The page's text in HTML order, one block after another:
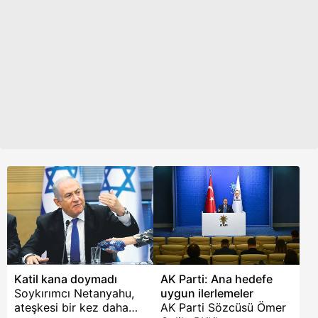
Katil kana doymadı
Soykırımcı Netanyahu,
ateşkesi bir kez daha
AK Parti: Ana hedefe
uygun ilerlemeler
AK Parti Sözcüsü Ömer